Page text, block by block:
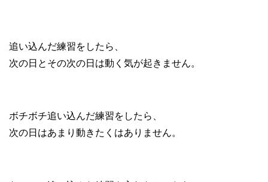
追い込んだ練習をしたら、
次の日とその次の日は動く気が起きません。
ボチボチ追い込んだ練習をしたら、
次の日はあまり動きたくはありません。